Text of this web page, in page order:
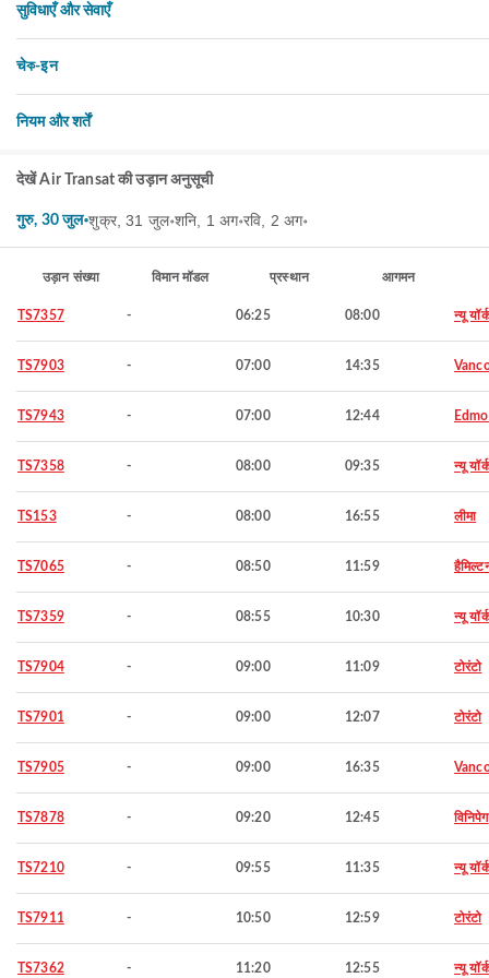
सुविधाएँ और सेवाएँ
चेক-इन
नियम और शर्तें
देखें Air Transat की उड़ान अनुसूची
गुरु, 30 जुल॰शुक्र, 31 जुल॰शनि, 1 अग॰रवि, 2 अग॰
उड़ान संख्या विमान मॉडल प्रस्थान आगमन
TS7357 - 06:25 08:00 न्यू
TS7903 - 07:00 14:35
TS7943 - 07:00 12:44
TS7358 - 08:00 09:35 न्यू
TS153 - 08:00 16:55 लीमा
TS7065 - 08:50 11:59
TS7359 - 08:55 10:30 न्यू
TS7904 - 09:00 11:09 टोरंटो
TS7901 - 09:00 12:07 टोरंटो
TS7905 - 09:00 16:35
TS7878 - 09:20 12:45 विनिपेग
TS7210 - 09:55 11:35 न्यू
TS7911 - 10:50 12:59 टोरंटो
TS7362 - 11:20 12:55 न्यू